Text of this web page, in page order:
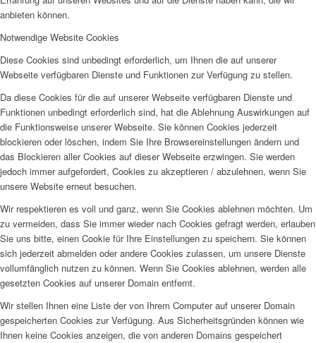
anbieten können.
Notwendige Website Cookies
Diese Cookies sind unbedingt erforderlich, um Ihnen die auf unserer
Webseite verfügbaren Dienste und Funktionen zur Verfügung zu stellen.
Da diese Cookies für die auf unserer Webseite verfügbaren Dienste und
Funktionen unbedingt erforderlich sind, hat die Ablehnung Auswirkungen auf
die Funktionsweise unserer Webseite. Sie können Cookies jederzeit
blockieren oder löschen, indem Sie Ihre Browsereinstellungen ändern und
das Blockieren aller Cookies auf dieser Webseite erzwingen. Sie werden
jedoch immer aufgefordert, Cookies zu akzeptieren / abzulehnen, wenn Sie
unsere Website erneut besuchen.
Wir respektieren es voll und ganz, wenn Sie Cookies ablehnen möchten. Um
zu vermeiden, dass Sie immer wieder nach Cookies gefragt werden, erlauben
Sie uns bitte, einen Cookie für Ihre Einstellungen zu speichern. Sie können
sich jederzeit abmelden oder andere Cookies zulassen, um unsere Dienste
vollumfänglich nutzen zu können. Wenn Sie Cookies ablehnen, werden alle
gesetzten Cookies auf unserer Domain entfernt.
Wir stellen Ihnen eine Liste der von Ihrem Computer auf unserer Domain
gespeicherten Cookies zur Verfügung. Aus Sicherheitsgründen können wie
Ihnen keine Cookies anzeigen, die von anderen Domains gespeichert